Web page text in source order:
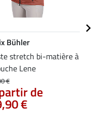
Bühler
stretch bi-matière à
Lene
€
de
€